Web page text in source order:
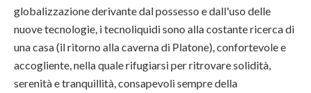
globalizzazione derivante dal possesso e dall'uso delle
nuove tecnologie, i tecnoliquidi sono alla costante ricerca di
una casa (il ritorno alla caverna di Platone), confortevole e
accogliente, nella quale rifugiarsi per ritrovare solidità,
serenità e tranquillità, consapevoli sempre della